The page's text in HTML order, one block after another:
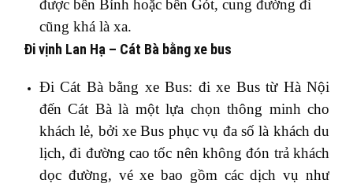
được bến Bính hoặc bến Gót, cung đường đi
cũng khá là xa.
Đi vịnh Lan Hạ – Cát Bà bằng xe bus
Đi Cát Bà bằng xe Bus: đi xe Bus từ Hà Nội
đến Cát Bà là một lựa chọn thông minh cho
khách lẻ, bởi xe Bus phục vụ đa số là khách du
lịch, đi đường cao tốc nên không đón trả khách
dọc đường, vé xe bao gồm các dịch vụ như